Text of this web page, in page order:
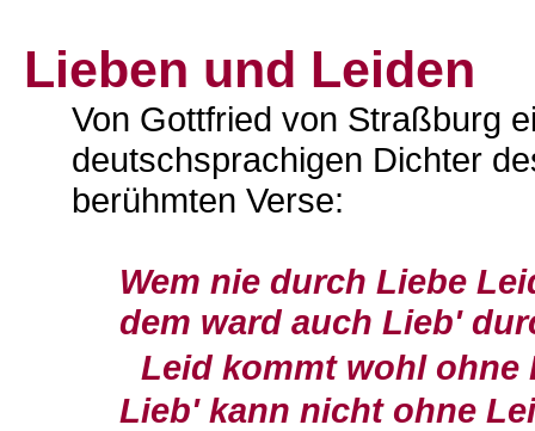
Lieben und Leiden
Von Gottfried von Straßburg
deutschsprachigen Dichter
berühmten Verse:
Wem nie durch Liebe
dem ward auch Lieb'
Leid kommt wohl ohne
Lieb' kann nicht ohne